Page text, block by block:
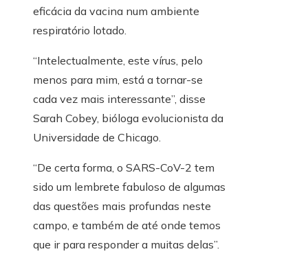
eficácia da vacina num ambiente
respiratório lotado.
“Intelectualmente, este vírus, pelo
menos para mim, está a tornar-se
cada vez mais interessante”, disse
Sarah Cobey, bióloga evolucionista da
Universidade de Chicago.
“De certa forma, o SARS-CoV-2 tem
sido um lembrete fabuloso de algumas
das questões mais profundas neste
campo, e também de até onde temos
que ir para responder a muitas delas”.